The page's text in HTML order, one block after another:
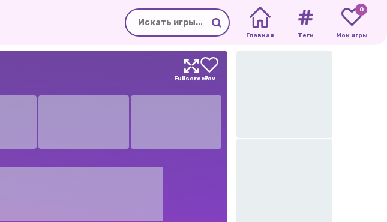
Главная Теги
0
Мои игры